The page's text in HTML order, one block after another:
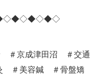
＃京成津田沼 ＃交通
＃美容鍼 ＃骨盤矯